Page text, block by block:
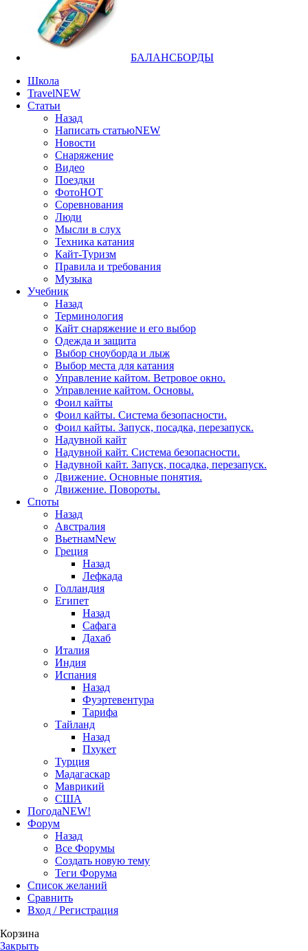
БАЛАНСБОРДЫ
Школа
TravelNEW
Статьи
Назад
Написать статьюNEW
Новости
Снаряжение
Видео
Поездки
ФотоHOT
Соревнования
Люди
Мысли в слух
Техника катания
Кайт-Туризм
Правила и требования
Музыка
Учебник
Назад
Терминология
Кайт снаряжение и его выбор
Одежда и защита
Выбор сноуборда и лыж
Выбор места для катания
Управление кайтом. Ветровое окно.
Управление кайтом. Основы.
Фоил кайты
Фоил кайты. Система безопасности.
Фоил кайты. Запуск, посадка, перезапуск.
Надувной кайт
Надувной кайт. Система безопасности.
Надувной кайт. Запуск, посадка, перезапуск.
Движение. Основные понятия.
Движение. Повороты.
Споты
Назад
Австралия
ВьетнамNew
Греция
Назад
Лефкада
Голландия
Египет
Назад
Сафага
Дахаб
Италия
Индия
Испания
Назад
Фуэртевентура
Тарифа
Тайланд
Назад
Пхукет
Турция
Мадагаскар
Маврикий
США
ПогодаNEW!
Форум
Назад
Все Форумы
Создать новую тему
Теги Форума
Список желаний
Сравнить
Вход / Регистрация
Корзина
Закрыть